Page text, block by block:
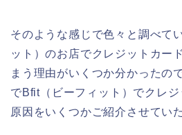
そのような感じで色々と調べて
ット）のお店でクレジットカー
まう理由がいくつか分かったの
でBfit（ビーフィット）でクレ
原因をいくつかご紹介させてい